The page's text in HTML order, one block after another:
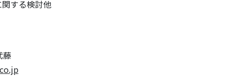
する検討他
藤